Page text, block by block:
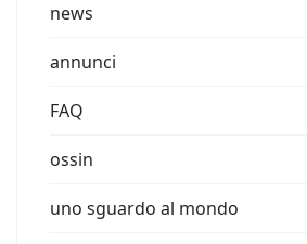
news
annunci
FAQ
ossin
uno sguardo al mondo